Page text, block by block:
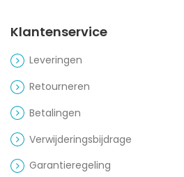
Klantenservice
Leveringen
Retourneren
Betalingen
Verwijderingsbijdrage
Garantieregeling